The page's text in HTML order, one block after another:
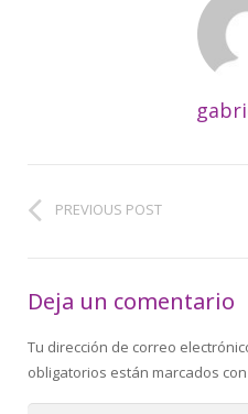
PREVIOUS POST
Deja un comentario
Tu dirección de correo
obligatorios están marcados con